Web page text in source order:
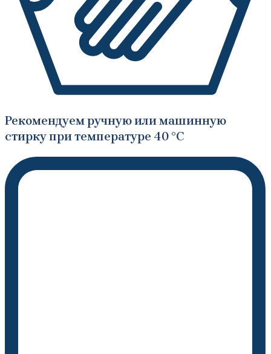
Рекомендуем ручную или машинную
стирку при температуре 40 °C